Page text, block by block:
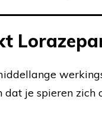
je spieren zich